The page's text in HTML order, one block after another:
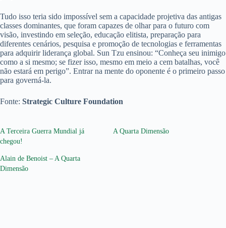
Tudo isso teria sido impossível sem a capacidade projetiva das antigas
classes dominantes, que foram capazes de olhar para o futuro com
visão, investindo em seleção, educação elitista, preparação para
diferentes cenários, pesquisa e promoção de tecnologias e ferramentas
para adquirir liderança global. Sun Tzu ensinou: “Conheça seu inimigo
como a si mesmo; se fizer isso, mesmo em meio a cem batalhas, você
não estará em perigo”. Entrar na mente do oponente é o primeiro passo
para governá-la.
Fonte: Strategic Culture Foundation
A Terceira Guerra Mundial já
chegou!
A Quarta Dimensão
Alain de Benoist – A Quarta
Dimensão